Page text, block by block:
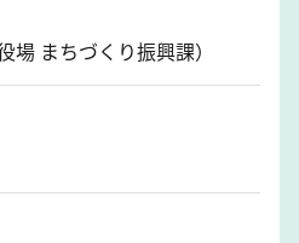
場 まちづくり振興課）